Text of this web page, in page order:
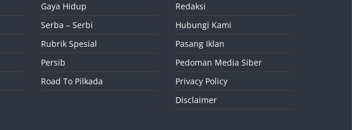
Gaya Hidup
Serba – Serbi
Rubrik Spesial
Persib
Road To Pilkada
Redaksi
Hubungi Kami
Pasang Iklan
Pedoman Media Siber
Privacy Policy
Disclaimer